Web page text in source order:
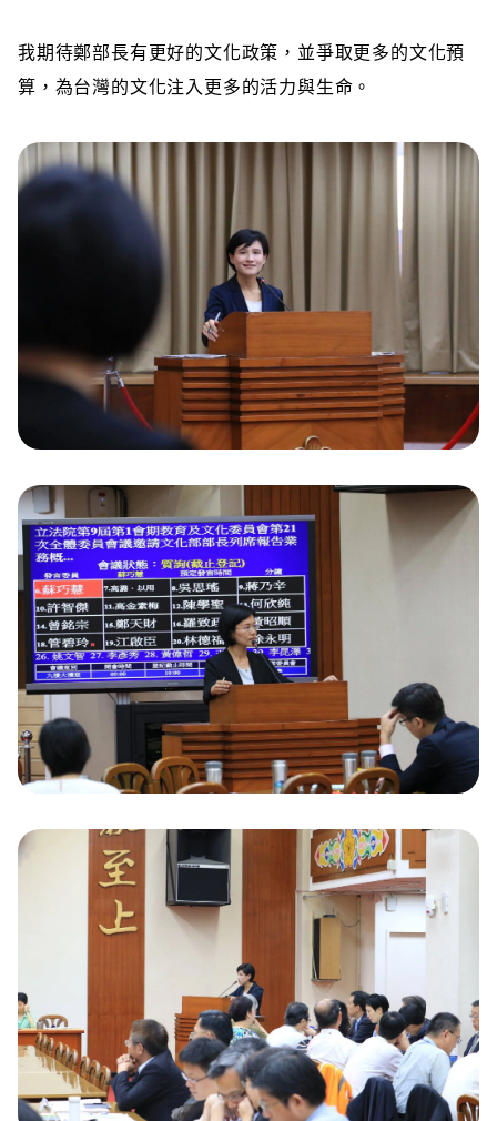
我期待鄭部長有更好的文化政策，並爭取更多的文化預
算，為台灣的文化注入更多的活力與生命。